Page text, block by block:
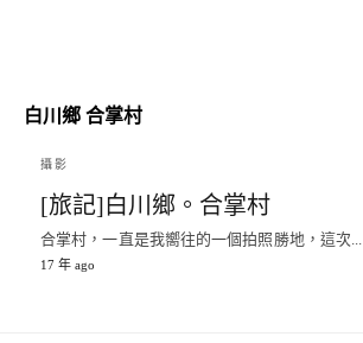
白川鄉 合掌村
攝影
[旅記]白川鄉。合掌村
合掌村，一直是我嚮往的一個拍照勝地，這次...
17 年 ago